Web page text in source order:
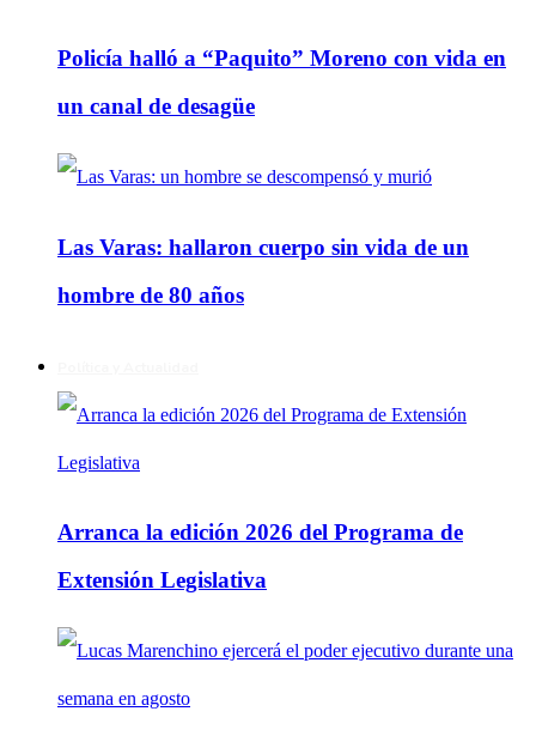
Policía halló a “Paquito” Moreno con vida en
un canal de desagüe
Las Varas: hallaron cuerpo sin vida de un
hombre de 80 años
Arranca la edición 2026 del Programa de
Extensión Legislativa